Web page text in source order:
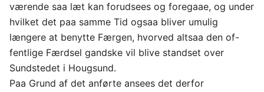
værende saa læt kan forudsees og foregaae, og under
hvilket det paa samme Tid ogsaa bliver umulig
længere at benytte Færgen, hvorved altsaa den of-
fentlige Færdsel gandske vil blive standset over
Sundstedet i Hougsund.
Paa Grund af det anførte ansees det derfor